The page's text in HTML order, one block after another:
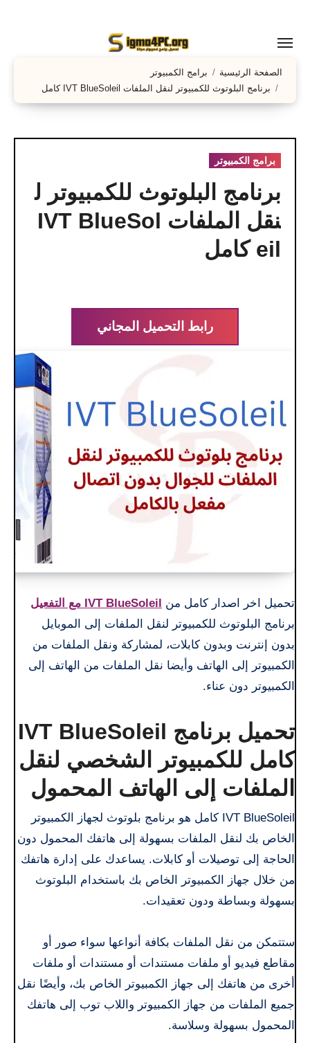
المحتوى
الصفحة الرئيسية
برامج الكمبيوتر
برنامج البلوتوث للكمبيوتر لنقل الملفات IVT BlueSoleil كامل
برامج الكمبيوتر
برنامج البلوتوث للكمبيوتر ل
نقل الملفات IVT BlueSol
eil كامل
رابط التحميل المجاني
تحميل اخر اصدار كامل من
IVT BlueSoleil مع التفعيل
برنامج البلوتوث للكمبيوتر لنقل الملفات إلى الموبايل
بدون إنترنت وبدون كابلات، لمشاركة ونقل الملفات من
الكمبيوتر إلى الهاتف وأيضا نقل الملفات من الهاتف إلى
الكمبيوتر دون عناء.
تحميل برنامج IVT BlueSoleil
كامل للكمبيوتر الشخصي لنقل
الملفات إلى الهاتف المحمول
IVT BlueSoleil كامل هو برنامج بلوتوث لجهاز الكمبيوتر
الخاص بك لنقل الملفات بسهولة إلى هاتفك المحمول دون
الحاجة إلى توصيلات أو كابلات. يساعدك على إدارة هاتفك
من خلال جهاز الكمبيوتر الخاص بك باستخدام البلوتوث
بسهولة وبساطة ودون تعقيدات.
ستتمكن من نقل الملفات بكافة أنواعها سواء صور أو
مقاطع فيديو أو ملفات مستندات أو مستندات أو ملفات
أخرى من هاتفك إلى جهاز الكمبيوتر الخاص بك، وأيضًا نقل
جميع الملفات من جهاز الكمبيوتر واللاب توب إلى هاتفك
المحمول بسهولة وسلاسة.